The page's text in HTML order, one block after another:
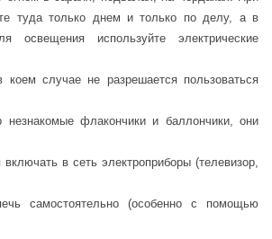
туда только днем и только по делу, а в
освещения используйте электрические
случае не разрешается пользоваться
незнакомые флакончики и баллончики, они
в сеть электроприборы (телевизор,
самостоятельно (особенно с помощью